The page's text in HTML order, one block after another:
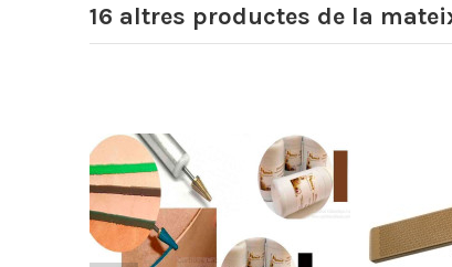
16 altres productes de la